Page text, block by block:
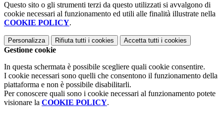
Questo sito o gli strumenti terzi da questo utilizzati si avvalgono di
cookie necessari al funzionamento ed utili alle finalità illustrate nella
COOKIE POLICY.
Personalizza Rifiuta tutti i cookies Accetta tutti i cookies
Gestione cookie
In questa schermata è possibile scegliere quali cookie consentire.
I cookie necessari sono quelli che consentono il funzionamento della
piattaforma e non è possibile disabilitarli.
Per conoscere quali sono i cookie necessari al funzionamento potete
visionare la COOKIE POLICY.